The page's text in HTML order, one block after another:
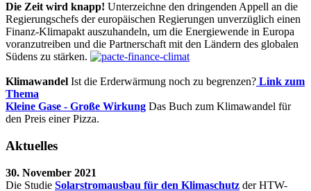
Die Zeit wird knapp! Unterzeichne den dringenden Appell an die
Regierungschefs der europäischen Regierungen unverzüglich einen
Finanz-Klimapakt auszuhandeln, um die Energiewende in Europa
voranzutreiben und die Partnerschaft mit den Ländern des globalen
Südens zu stärken.
Klimawandel Ist die Erderwärmung noch zu begrenzen? Link zum
Thema
Kleine Gase - Große Wirkung Das Buch zum Klimawandel für
den Preis einer Pizza.
Aktuelles
30. November 2021
Die Studie Solarstromausbau für den Klimaschutz der HTW-